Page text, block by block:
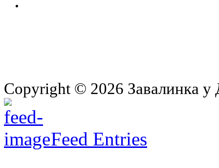
Copyright © 2026 Завалинка
Feed Entries